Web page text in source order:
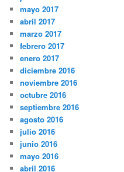
mayo 2017
abril 2017
marzo 2017
febrero 2017
enero 2017
diciembre 2016
noviembre 2016
octubre 2016
septiembre 2016
agosto 2016
julio 2016
junio 2016
mayo 2016
abril 2016